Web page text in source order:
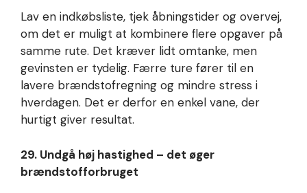
Lav en indkøbsliste, tjek åbningstider og overvej,
om det er muligt at kombinere flere opgaver på
samme rute. Det kræver lidt omtanke, men
gevinsten er tydelig. Færre ture fører til en
lavere brændstofregning og mindre stress i
hverdagen. Det er derfor en enkel vane, der
hurtigt giver resultat.
29. Undgå høj hastighed – det øger
brændstofforbruget